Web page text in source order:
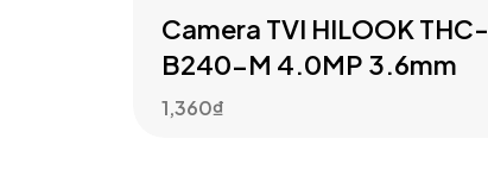
Camera TVI HILOOK THC-
B240-M 4.0MP 3.6mm
1,360₫